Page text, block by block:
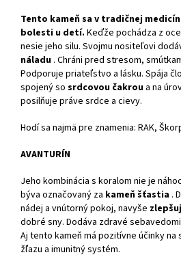
Tento kameň sa v tradičnej
bolesti u detí. Keďže pochádza z
nesie jeho silu. Svojmu nositeľovi
náladu . Chráni pred stresom,
Podporuje priateľstvo a lásku. Spája
spojený so srdcovou čakrou a na
posilňuje práve srdce a cievy.
Hodí sa najmä pre znamenia: RAK,
AVANTURÍN
Jeho kombinácia s koralom nie je
býva označovaný za kameň šťastia .
nádej a vnútorný pokoj, navyše
dobré sny. Dodáva zdravé
Aj tento kameň má pozitívne účinky na
žľazu a imunitný systém.